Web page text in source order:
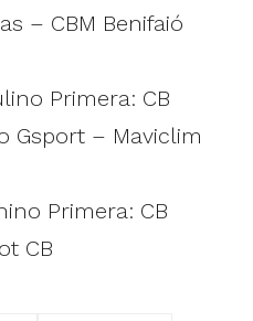
– CBM Benifaió
Primera: CB
Gsport – Maviclim
Primera: CB
CB